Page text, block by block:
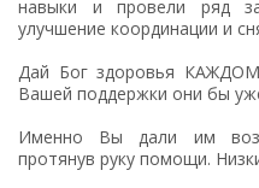
навыки и провели ряд
улучшение координации и
Дай Бог здоровья
Вашей поддержки они бы
Именно Вы дали им
протянув руку помощи.